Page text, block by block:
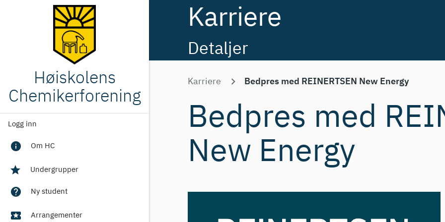
Karriere
Detaljer
Høiskolens
Chemikerforening
Logg inn
info Om HC
star Undergrupper
help Ny student
local_activity Arrangementer
Karriere Bedpres med REINERTSEN New Energy
Bedpres med
New Energy